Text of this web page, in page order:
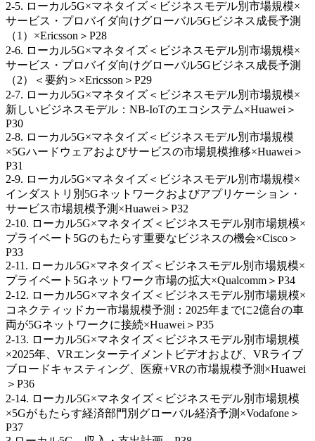
2-5. ローカル5G×マネタイズ＜ビジネスモデル別市場規模×
サービス・プロバイダ向けグローバル5Gビジネス成長予測
（1）×Ericsson＞P28
2-6. ローカル5G×マネタイズ＜ビジネスモデル別市場規模×
サービス・プロバイダ向けグローバル5Gビジネス成長予測
（2）＜要約＞×Ericsson＞P29
2-7. ローカル5G×マネタイズ＜ビジネスモデル別市場規模×
新しいビジネスモデル：NB-IoTのエコシステム×Huawei＞
P30
2-8. ローカル5G×マネタイズ＜ビジネスモデル別市場規模
×5Gハードウェアおよびサービスの市場規模推移×Huawei＞
P31
2-9. ローカル5G×マネタイズ＜ビジネスモデル別市場規模×
インダストリ別5Gネットワークおよびアプリケーション・
サービス市場規模予測×Huawei＞P32
2-10. ローカル5G×マネタイズ＜ビジネスモデル別市場規模×
プライベート5Gのもたらす重要なビジネスの機会×Cisco＞
P33
2-11. ローカル5G×マネタイズ＜ビジネスモデル別市場規模×
プライベート5Gネットワーク市場の拡大×Qualcomm＞P34
2-12. ローカル5G×マネタイズ＜ビジネスモデル別市場規模×
コネクティッドカー市場規模予測：2025年までに2億台の車
両が5Gネットワークに接続×Huawei＞P35
2-13. ローカル5G×マネタイズ＜ビジネスモデル別市場規模
×2025年、VRエンターテイメントビデオおよび、VRライブ
ブロードキャスティング、医療+VRの市場規模予測×Huawei
＞P36
2-14. ローカル5G×マネタイズ＜ビジネスモデル別市場規模
×5Gがもたらす経済部門別グローバル経済予測×Vodafone＞
P37